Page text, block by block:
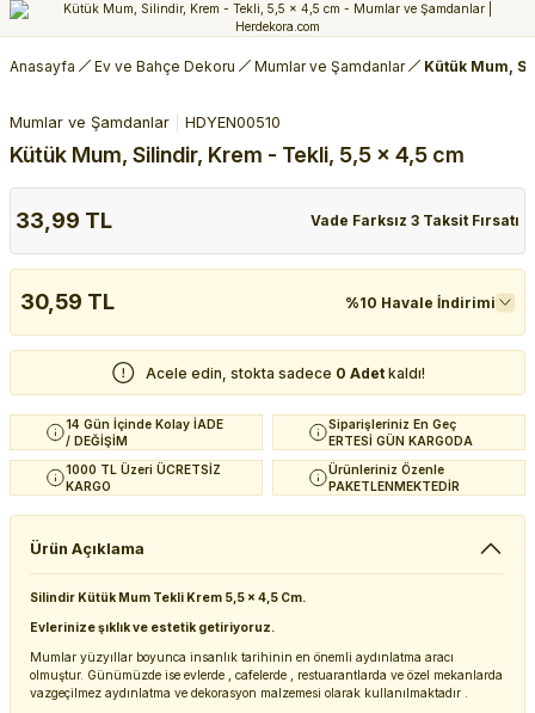
Anasayfa Ev ve Bahçe Dekoru Mumlar ve Şamdanlar Kütük Mum,
Mumlar ve Şamdanlar HDYEN00510
Kütük Mum, Silindir, Krem - Tekli, 5,5 x 4,5 cm
33,99 TL Vade Farksız 3 Taksit Fırsatı
30,59 TL %10 Havale İndirimi
Acele edin, stokta sadece 0 Adet kaldı!
14 Gün İçinde Kolay İADE
/ DEĞİŞİM
Siparişleriniz En Geç
ERTESİ GÜN KARGODA
1000 TL Üzeri ÜCRETSİZ
KARGO
Ürünleriniz Özenle
PAKETLENMEKTEDİR
Ürün Açıklama
Silindir Kütük Mum Tekli Krem 5,5 x 4,5 Cm.
Evlerinize şıklık ve estetik getiriyoruz.
Mumlar yüzyıllar boyunca insanlık tarihinin en önemli aydınlatma aracı
olmuştur. Günümüzde ise evlerde , cafelerde , restuarantlarda ve özel mekanlarda
vazgeçilmez aydınlatma ve dekorasyon malzemesi olarak kullanılmaktadır .